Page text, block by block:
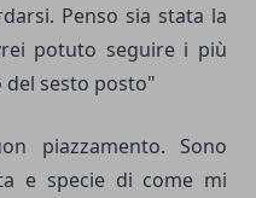
Penso sia stata la
potuto seguire i più
sesto posto"
piazzamento. Sono
e specie di come mi